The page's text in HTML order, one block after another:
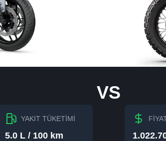
YAKIT TÜKETİMİ
5.0 L / 100 km
VS